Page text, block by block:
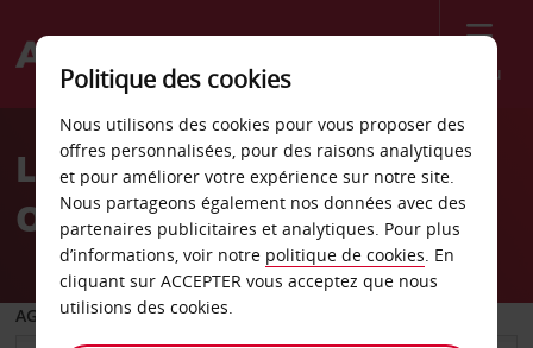
Menu
Welcome
AvisLocation de voiture
Oberhausen
AGENCE DE DÉPART
Politique des cookies
Nous utilisons des cookies pour vous proposer des
offres personnalisées, pour des raisons analytiques
et pour améliorer votre expérience sur notre site.
Nous partageons également nos données avec des
partenaires publicitaires et analytiques. Pour plus
d’informations, voir notre politique de cookies. En
cliquant sur ACCEPTER vous acceptez que nous
utilisions des cookies.